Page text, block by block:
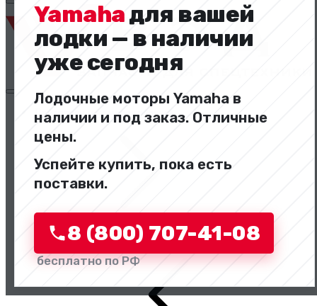
Yamahaдля вашей
лодки — в наличии
уже сегодня
Лодочные моторы Yamaha в
наличии и под заказ. Отличные
цены.
Успейте купить, пока есть
поставки.
8 (800) 707-41-08
бесплатно по РФ
Двигатели и комплектующие
Двигатели и комплектующие